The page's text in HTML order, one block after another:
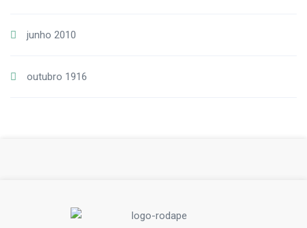
junho 2010
outubro 1916